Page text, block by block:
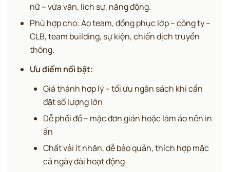
nữ – vừa vặn, lịch sự, năng động.
Phù hợp cho: Áo team, đồng phục lớp – công ty –
CLB, team building, sự kiện, chiến dịch truyền
thông.
Ưu điểm nổi bật:
Giá thành hợp lý – tối ưu ngân sách khi cần
đặt số lượng lớn
Dễ phối đồ – mặc đơn giản hoặc làm áo nền in
ấn
Chất vải ít nhăn, dễ bảo quản, thích hợp mặc
cả ngày dài hoạt động